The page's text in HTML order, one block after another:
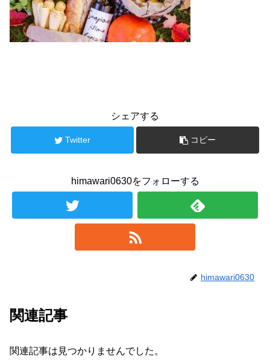
シェアする
Twitter コピー
himawari0630をフォローする
himawari0630
関連記事
関連記事は見つかりませんでした。